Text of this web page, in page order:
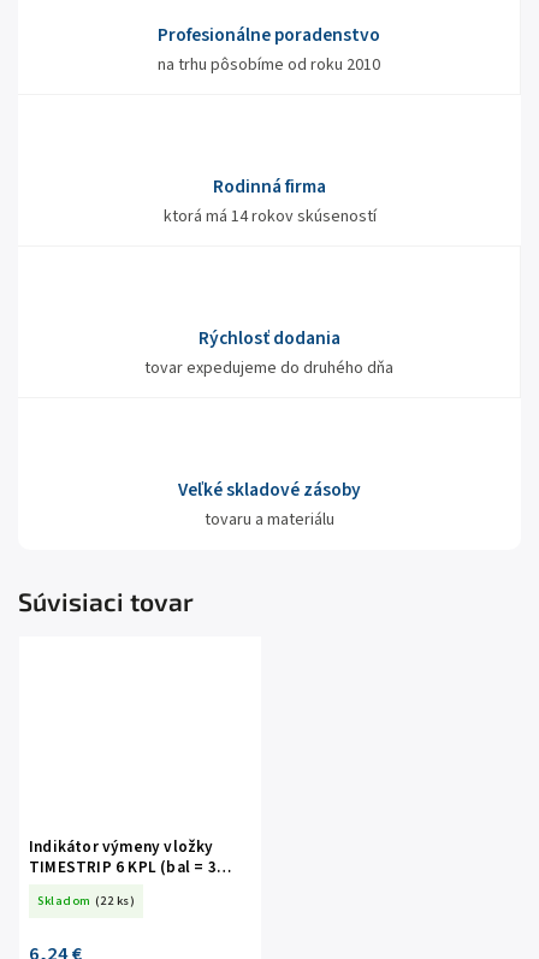
Profesionálne poradenstvo
na trhu pôsobíme od roku 2010
Rodinná firma
ktorá má 14 rokov skúseností
Rýchlosť dodania
tovar expedujeme do druhého dňa
Veľké skladové zásoby
tovaru a materiálu
Súvisiaci tovar
Indikátor výmeny vložky
TIMESTRIP 6 KPL (bal = 3
Skladom (22 ks)